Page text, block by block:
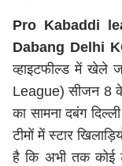
Pro Kabaddi
Dabang Delhi
व्हाइटफील्ड में खेले
League) सीजन 8 के
का सामना दबंग
टीमों में स्टार
है कि अभी तक कोई